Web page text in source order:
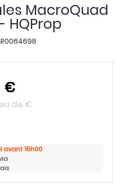
MacroQuad
HQProp
€
de €
avant 15h00